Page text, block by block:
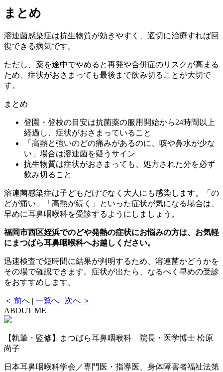
まとめ
溶連菌感染症は抗生物質が効きやすく、適切に治療すれば回
復できる病気です。
ただし、薬を途中でやめると再発や合併症のリスクが高まる
ため、症状がおさまっても最後まで飲み切ることが大切で
す。
まとめ
登園・登校の目安は抗菌薬の服用開始から24時間以上
経過し、症状がおさまっていること
「高熱と強いのどの痛みがあるのに、咳や鼻水が少な
い」場合は溶連菌を疑うサイン
抗生物質は症状がおさまっても、処方された分を必ず
飲み切ること
溶連菌感染症は子どもだけでなく大人にも感染します。「の
どが痛い」「高熱が続く」といった症状が気になる場合は、
早めに耳鼻咽喉科を受診するようにしましょう。
福岡市西区姪浜でのどや発熱の症状にお悩みの方は、お気軽
にまつばら耳鼻咽喉科へお越しください。
迅速検査で短時間に結果が判明するため、溶連菌かどうかを
その場で確認できます。症状が出たら、なるべく早めの受診
をおすすめします。
＜ 前へ | 一覧へ | 次へ ＞
ABOUT ME
【執筆・監修】まつばら耳鼻咽喉科 院長・医学博士 松原
尚子
日本耳鼻咽喉科学会／専門医・指導医、身体障害者福祉法第